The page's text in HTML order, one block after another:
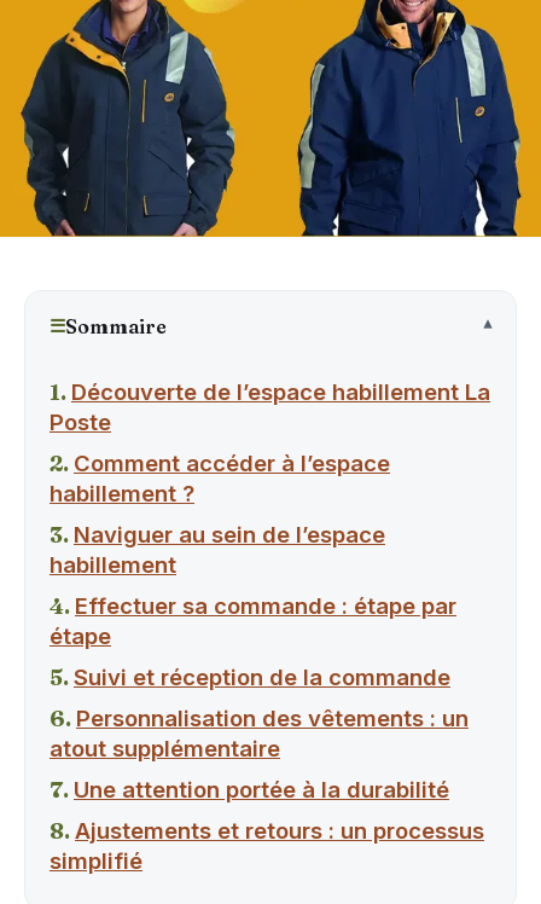
☰Sommaire
Découverte de l’espace habillement La
Poste
Comment accéder à l’espace
habillement ?
Naviguer au sein de l’espace
habillement
Effectuer sa commande : étape par
étape
Suivi et réception de la commande
Personnalisation des vêtements : un
atout supplémentaire
Une attention portée à la durabilité
Ajustements et retours : un processus
simplifié